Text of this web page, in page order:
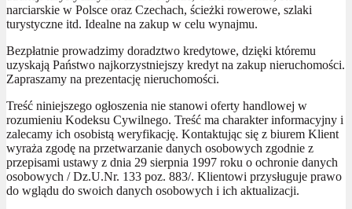
narciarskie w Polsce oraz Czechach, ścieżki rowerowe, szlaki
turystyczne itd. Idealne na zakup w celu wynajmu.
Bezpłatnie prowadzimy doradztwo kredytowe, dzięki któremu
uzyskają Państwo najkorzystniejszy kredyt na zakup nieruchomości.
Zapraszamy na prezentację nieruchomości.
Treść niniejszego ogłoszenia nie stanowi oferty handlowej w
rozumieniu Kodeksu Cywilnego. Treść ma charakter informacyjny i
zalecamy ich osobistą weryfikację. Kontaktując się z biurem Klient
wyraża zgodę na przetwarzanie danych osobowych zgodnie z
przepisami ustawy z dnia 29 sierpnia 1997 roku o ochronie danych
osobowych / Dz.U.Nr. 133 poz. 883/. Klientowi przysługuje prawo
do wglądu do swoich danych osobowych i ich aktualizacji.